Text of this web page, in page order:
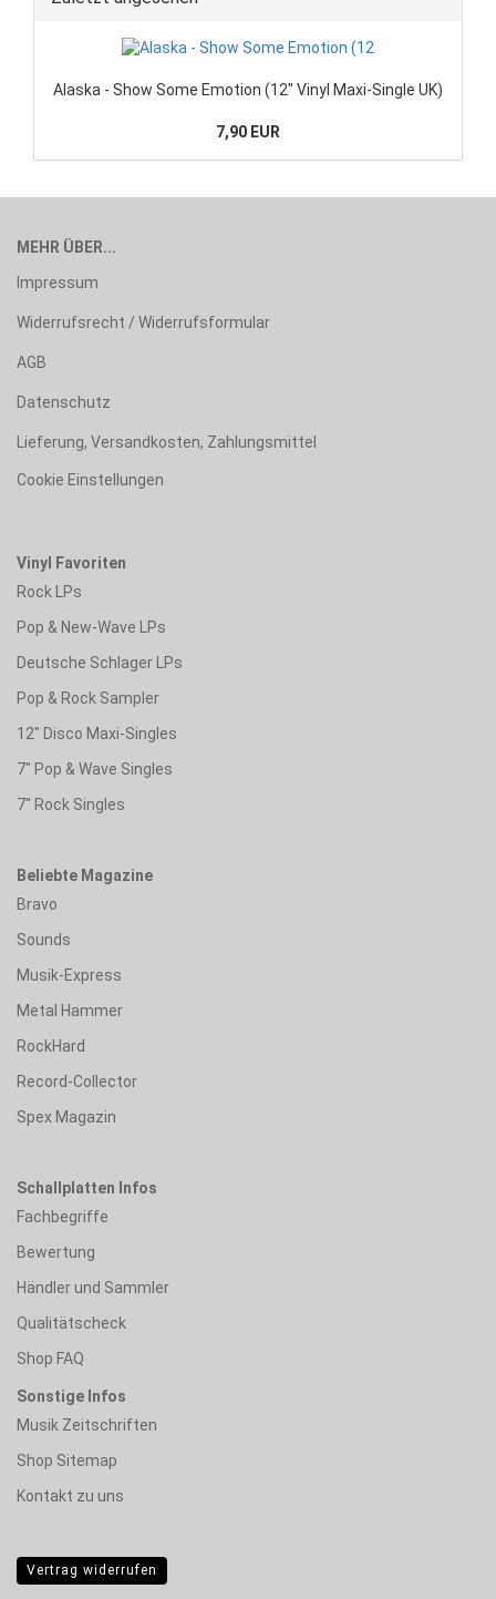
Alaska - Show Some Emotion (12" Vinyl Maxi-Single UK)
7,90 EUR
MEHR ÜBER...
Impressum
Widerrufsrecht / Widerrufsformular
AGB
Datenschutz
Lieferung, Versandkosten, Zahlungsmittel
Cookie Einstellungen
Vinyl Favoriten
Rock LPs
Pop & New-Wave LPs
Deutsche Schlager LPs
Pop & Rock Sampler
12" Disco Maxi-Singles
7" Pop & Wave Singles
7" Rock Singles
Beliebte Magazine
Bravo
Sounds
Musik-Express
Metal Hammer
RockHard
Record-Collector
Spex Magazin
Schallplatten Infos
Fachbegriffe
Bewertung
Händler und Sammler
Qualitätscheck
Shop FAQ
Sonstige Infos
Musik Zeitschriften
Shop Sitemap
Kontakt zu uns
Vertrag widerrufen